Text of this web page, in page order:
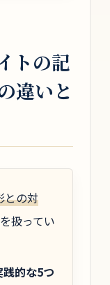
トの記
違いと
との対
を扱ってい
践的な5つ